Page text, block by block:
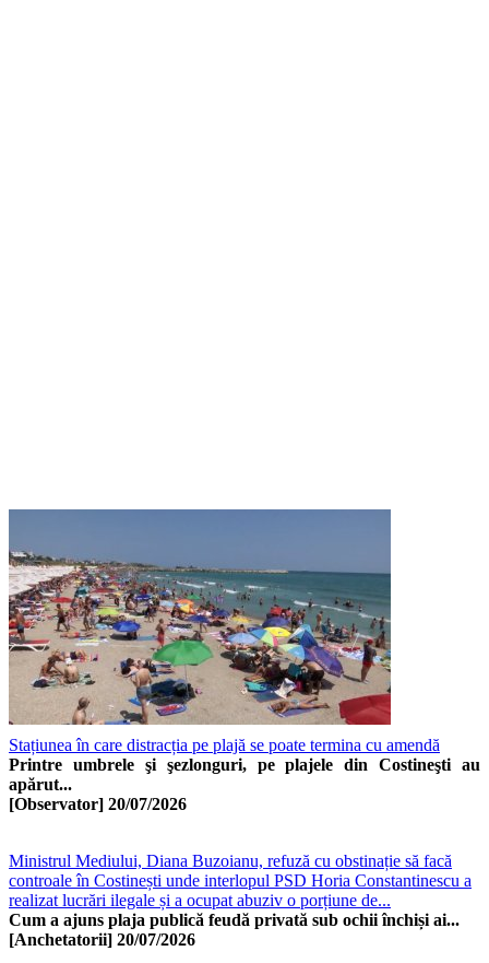
Stațiunea în care distracția pe plajă se poate termina cu amendă
Printre umbrele şi şezlonguri, pe plajele din Costineşti au
apărut...
[Observator] 20/07/2026
Ministrul Mediului, Diana Buzoianu, refuză cu obstinație să facă
controale în Costinești unde interlopul PSD Horia Constantinescu a
realizat lucrări ilegale și a ocupat abuziv o porțiune de...
Cum a ajuns plaja publică feudă privată sub ochii închiși ai...
[Anchetatorii] 20/07/2026